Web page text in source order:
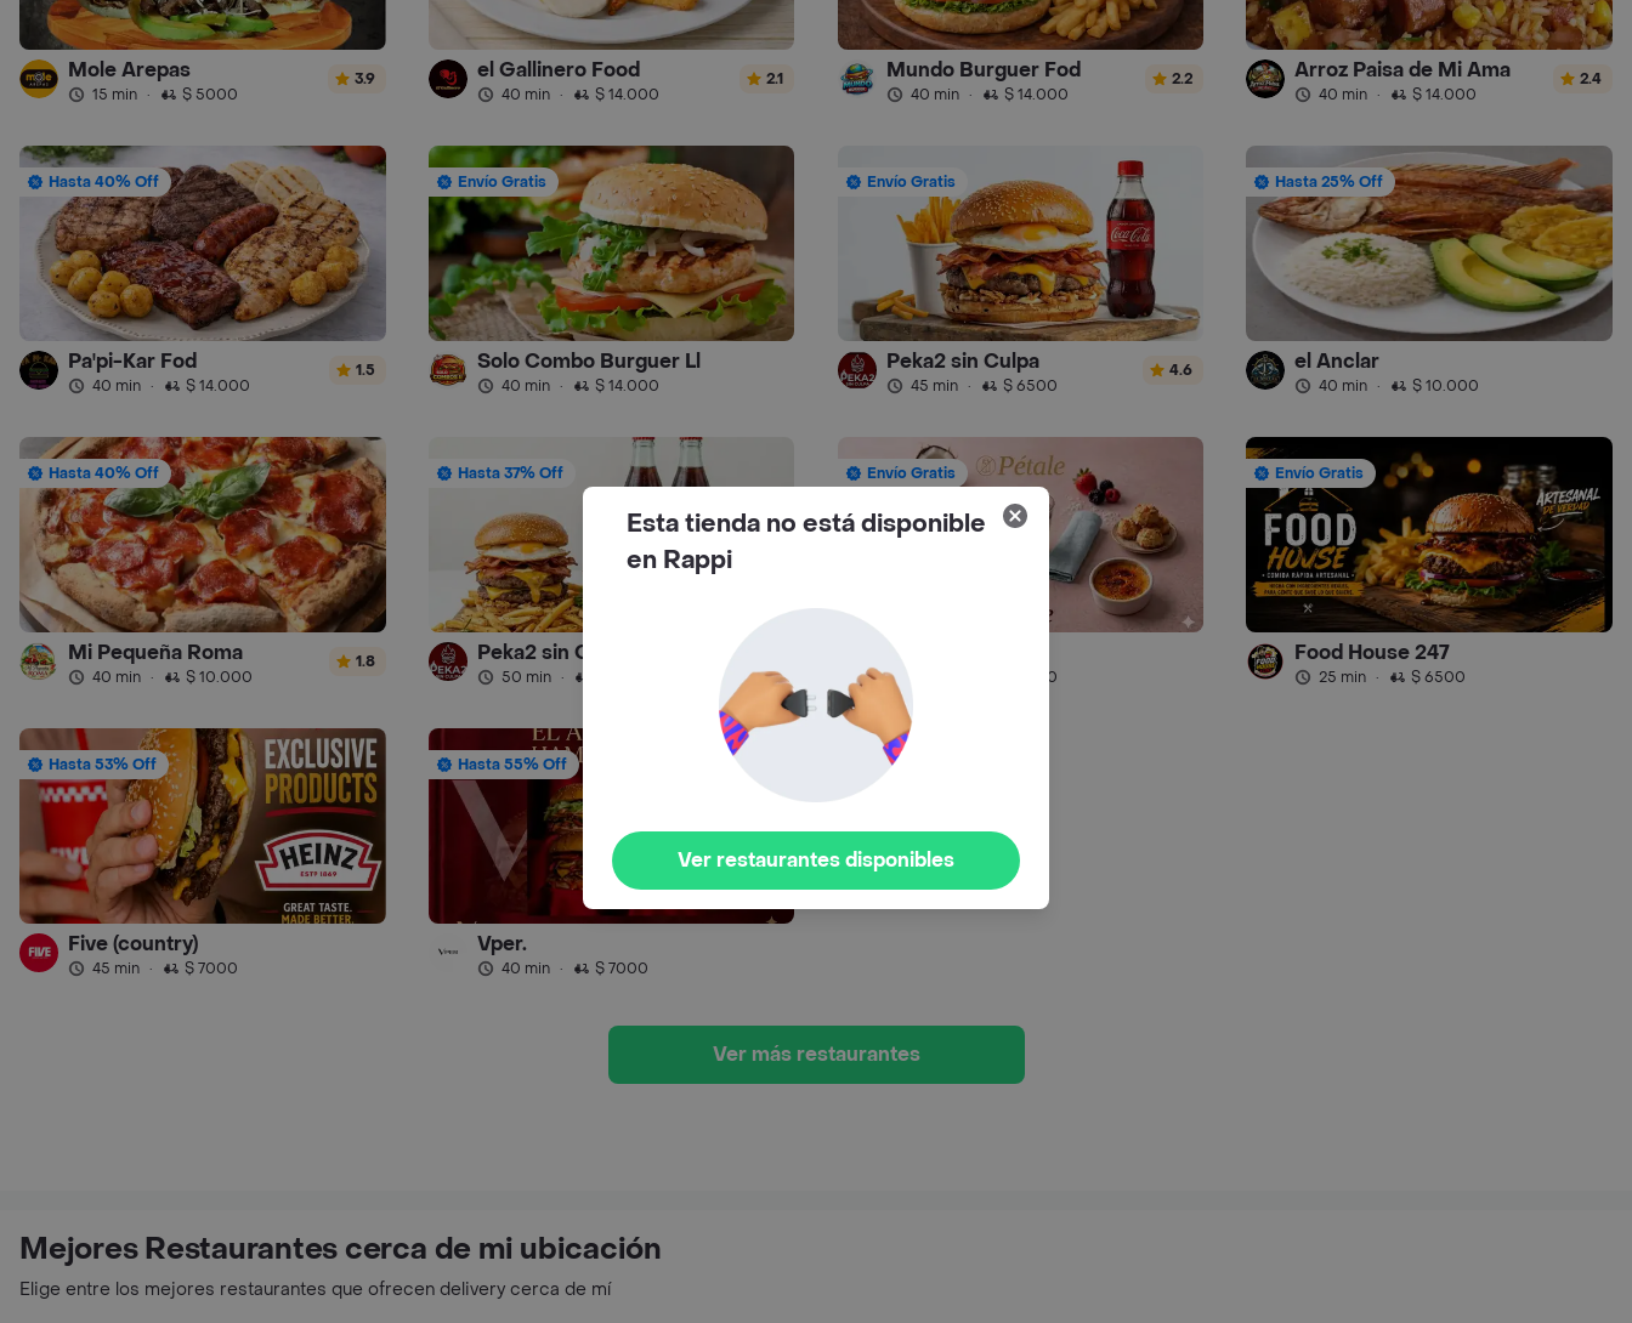
Mole Arepas
15 min · $ 5000
3.9 el Gallinero Food
40 min · $ 14.000
2.1 Mundo Burguer Fod
40 min · $ 14.000
2.2 Arroz Paisa de Mi Ama
40 min · $ 14.000
2.4
Hasta 40% Off
Pa'pi-Kar Fod
40 min · $ 14.000
1.5
Envío Gratis
Solo Combo Burguer Ll
40 min · $ 14.000
Envío Gratis
Peka2 sin Culpa
45 min · $ 6500
4.6
Hasta 25% Off
el Anclar
40 min · $ 10.000
Hasta 40% Off
Mi Pequeña Roma
40 min · $ 10.000
1.8
Hasta 37% Off
Peka2 sin Culpa Lourdes
50 min ·
Envío Gratis
Pétale
$ 6500
Envío Gratis
Food House 247
25 min · $ 6500
Hasta 53% Off
Five (country)
45 min · $ 7000
Hasta 55% Off
Vper.
40 min · $ 7000
Ver más restaurantes
Mejores Restaurantes cerca de mi ubicación
Elige entre los mejores restaurantes que ofrecen delivery cerca de mí
Esta tienda no está disponible
en Rappi
Ver restaurantes disponibles